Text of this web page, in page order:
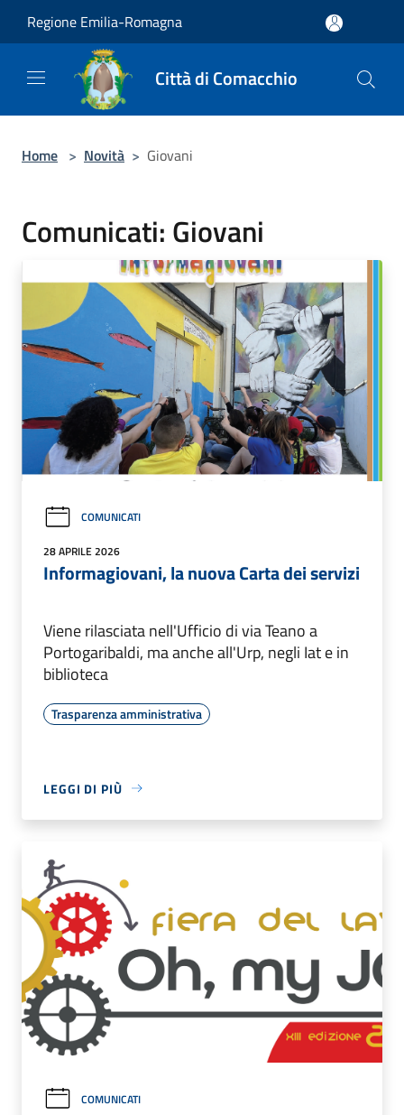
Regione Emilia-Romagna
Città di Comacchio
Home > Novità > Giovani
Comunicati: Giovani
COMUNICATI
28 APRILE 2026
Informagiovani, la nuova Carta dei servizi
Viene rilasciata nell'Ufficio di via Teano a
Portogaribaldi, ma anche all'Urp, negli Iat e in
biblioteca
Trasparenza amministrativa
LEGGI DI PIÙ
COMUNICATI